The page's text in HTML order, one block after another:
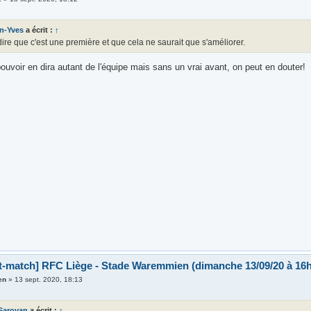
Yves a écrit : ↑
que c'est une première et que cela ne saurait que s'améliorer.
en dira autant de l'équipe mais sans un vrai avant, on peut en douter!
match] RFC Liège - Stade Waremmien (dimanche 13/09/20 à
» 13 sept. 2020, 18:13